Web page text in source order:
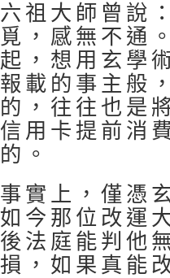
六祖大師曾說
覓，感無不通
起，想用玄學
報載的事主般
的，往往也是
信用卡提前消
的。
事實上，僅憑
如今那位改運
後法庭能判他
損，如果真能